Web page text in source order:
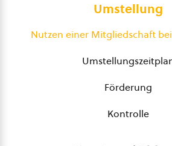
Umstellung
Nutzen einer Mitgliedschaft bei
Förderung
Kontrolle